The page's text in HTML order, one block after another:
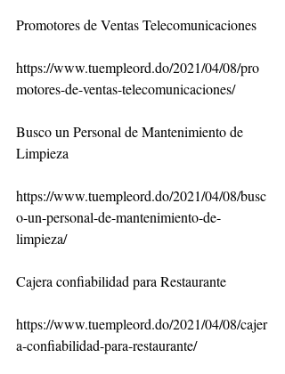
Promotores de Ventas Telecomunicaciones
https://www.tuempleord.do/2021/04/08/pro
motores-de-ventas-telecomunicaciones/
Busco un Personal de Mantenimiento de
Limpieza
https://www.tuempleord.do/2021/04/08/busc
o-un-personal-de-mantenimiento-de-
limpieza/
Cajera confiabilidad para Restaurante
https://www.tuempleord.do/2021/04/08/cajer
a-confiabilidad-para-restaurante/